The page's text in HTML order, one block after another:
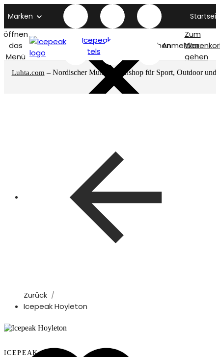
Marken
öffnen
das
Menü
Icepeak
titelseite
SuchenAnmelden
Zum
gehen
Luhta.com – Nordischer Multimarkenshop für Sport, Outdoor und
Zurück
Icepeak Hoyleton
ICEPEAK